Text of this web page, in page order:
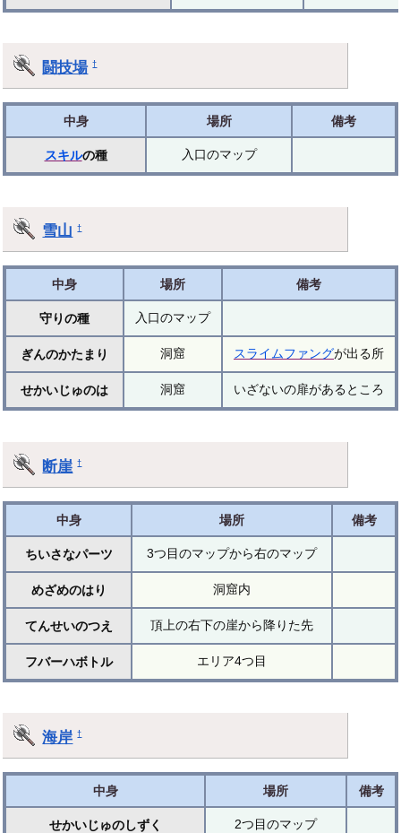
闘技場 †
中身 場所 備考
スキルの種 入口のマップ
雪山 †
中身 場所 備考
守りの種 入口のマップ
ぎんのかたまり 洞窟 スライムファングが出る所
せかいじゅのは 洞窟 いざないの扉があるところ
断崖 †
中身 場所 備考
ちいさなパーツ 3つ目のマップから右のマップ
めざめのはり 洞窟内
てんせいのつえ 頂上の右下の崖から降りた先
フバーハボトル エリア4つ目
海岸 †
中身 場所 備考
せかいじゅのしずく 2つ目のマップ